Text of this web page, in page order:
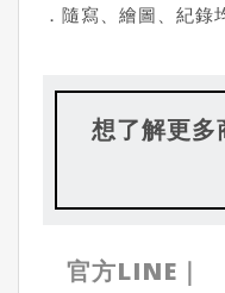
．隨寫、繪圖、紀錄
想了解更多
官方LINE｜